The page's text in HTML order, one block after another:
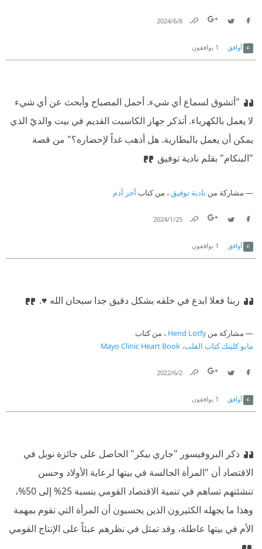
8‏/6‏/2024
أوافق 1 يوافقون
"أتشوق لسماع أي شيء. أحمل المصباح وأبحث عن أي شيء
لا يعمل بالكهرباء. أتذكر جهاز الكاسيت القديم في بيت والديّ الذي
يمكن أن يعمل بالبطارية. هل أذهب غداً لإحضاره؟" من قصة
"البنكام" بقلم نادية توفيق
مشاركة من نادية توفيق ، من كتاب آخر آدم
25‏/1‏/2024
أوافق 1 يوافقون
ربنا فعلا ابدع في خلقه بشكل دقيق جدا سبحان الله ♥️.
مشاركة منHend Lotfy ، من كتاب
مايو كلينك كتاب القلب، Mayo Clinic Heart Book
2‏/6‏/2022
أوافق 1 يوافقون
ذكر البروفيسور "جاري بيكر" الحاصل على جائزة نوبل في
الاقتصاد أن "المرأة الجالسة في بيتها لرعاية الأولاد وحسن
تنشئتهم تساهم في تنمية الاقتصاد القومي بنسبة 25% إلى 50%،
وهذا ما يجهله الكثيرون الذين يحسبون أن المرأة التي تقوم بمهمة
الأم في بيتها عاطلة، وقد تمثل في نظرهم عبئاً على الإنتاج القومي